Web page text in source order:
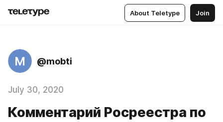
About Teletype Join
M @mobti
July 30, 2020
Комментарий Росреестра по